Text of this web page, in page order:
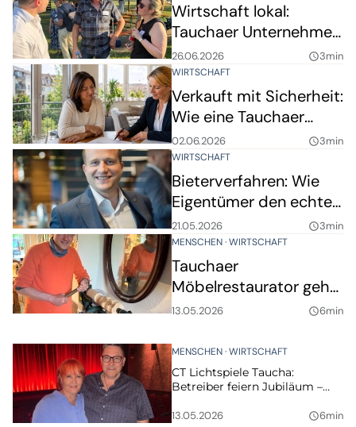
Wirtschaft lokal:
Tauchaer Unternehmen
vernetzen sich im
PartheBad
26.06.2026 query_builder3min
WIRTSCHAFT
Verkauft mit Sicherheit:
Wie eine Tauchaer
Wohnung ihren fairen
Marktwert fand
02.06.2026 query_builder3min
WIRTSCHAFT
Bieterverfahren: Wie
Eigentümer den echten
Marktwert erzielen
21.05.2026 query_builder3min
MENSCHEN WIRTSCHAFT
Tauchaer
Möbelrestaurator geht
mit Werkstattvideo
13.05.2026 query_builder6min
MENSCHEN WIRTSCHAFT
CT Lichtspiele Taucha:
Betreiber feiern Jubiläum –
13.05.2026 query_builder6min